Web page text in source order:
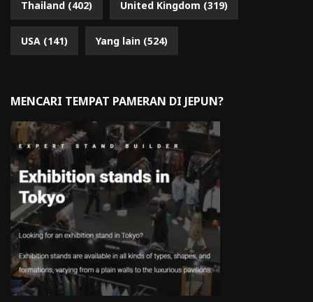
Thailand (402) United Kingdom (319)
USA (141) Yang lain (524)
MENCARI TEMPAT PAMERAN DI JEPUN?